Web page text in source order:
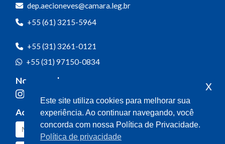
dep.aecioneves@camara.leg.br
+55 (61) 3215-5964
+55 (31) 3261-0121
+55 (31) 97150-0834
Nossas redes
Acompanhe o meu mandato
Este site utiliza cookies para melhorar sua
experiência. Ao continuar navegando, você
concorda com nossa Política de Privacidade.
Política de privacidade
x